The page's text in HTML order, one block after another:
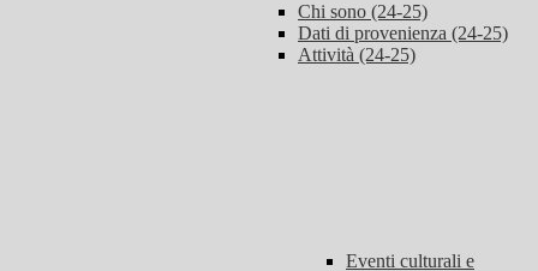
Chi sono (24-25)
Dati di provenienza (24-25)
Attività (24-25)
Eventi culturali e